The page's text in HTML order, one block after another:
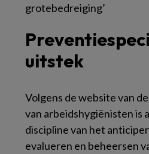
grotebedreiging’
uitstek
Volgens de website van
van arbeidshygiënisten is
discipline van het
evalueren en beheersen